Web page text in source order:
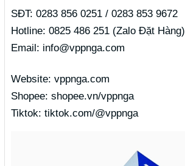
SĐT: 0283 856 0251 / 0283 853 9672
Hotline: 0825 486 251 (Zalo Đặt Hàng)
Email: info@vppnga.com
Website: vppnga.com
Shopee: shopee.vn/vppnga
Tiktok: tiktok.com/@vppnga